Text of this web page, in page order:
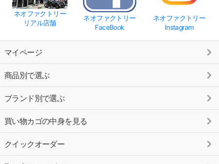
ネオファクトリー
リアル店舗
ネオファクトリー
FaceBook
ネオファクトリー
Instagram
マイページ
商品別で選ぶ
ブランド別で選ぶ
買い物カゴの中身を見る
クイックオーダー